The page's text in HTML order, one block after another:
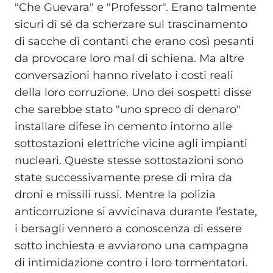
"Che Guevara" e "Professor". Erano talmente
sicuri di sé da scherzare sul trascinamento
di sacche di contanti che erano così pesanti
da provocare loro mal di schiena. Ma altre
conversazioni hanno rivelato i costi reali
della loro corruzione. Uno dei sospetti disse
che sarebbe stato "uno spreco di denaro"
installare difese in cemento intorno alle
sottostazioni elettriche vicine agli impianti
nucleari. Queste stesse sottostazioni sono
state successivamente prese di mira da
droni e missili russi. Mentre la polizia
anticorruzione si avvicinava durante l’estate,
i bersagli vennero a conoscenza di essere
sotto inchiesta e avviarono una campagna
di intimidazione contro i loro tormentatori.